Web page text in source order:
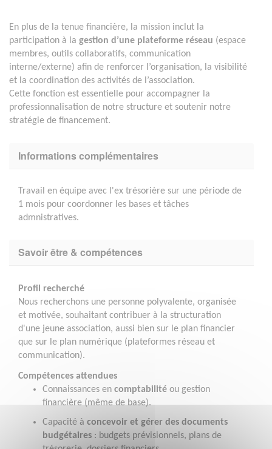
En plus de la tenue financière, la mission inclut la
participation à la gestion d’une plateforme réseau (espace
membres, outils collaboratifs, communication
interne/externe) afin de renforcer l’organisation, la visibilité
et la coordination des activités de l’association.
Cette fonction est essentielle pour accompagner la
professionnalisation de notre structure et soutenir notre
stratégie de financement.
Informations complémentaires
Travail en équipe avec l'ex trésorière sur une période de
1 mois pour coordonner les bases et tâches
admnistratives.
Savoir être & compétences
Profil recherché
Nous recherchons une personne polyvalente, organisée
et motivée, souhaitant contribuer à la structuration
d'une jeune association, aussi bien sur le plan financier
que sur le plan numérique (plateformes réseau et
communication).
Compétences attendues
Connaissances en comptabilité ou gestion
financière (même de base).
Capacité à concevoir et gérer des documents
budgétaires : budgets prévisionnels, plans de